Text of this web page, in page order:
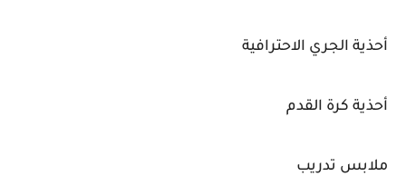
أحذية الجري الاحترافية
أحذية كرة القدم
ملابس تدريب